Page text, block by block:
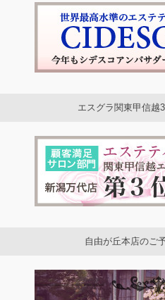
エスグラ関東甲信越
自由が丘本店のご